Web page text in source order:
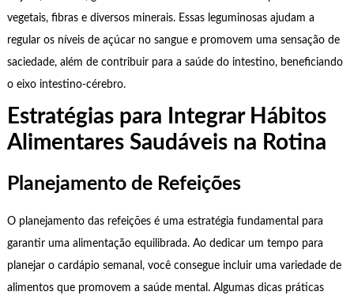
vegetais, fibras e diversos minerais. Essas leguminosas ajudam a
regular os níveis de açúcar no sangue e promovem uma sensação de
saciedade, além de contribuir para a saúde do intestino, beneficiando
o eixo intestino-cérebro.
Estratégias para Integrar Hábitos
Alimentares Saudáveis na Rotina
Planejamento de Refeições
O planejamento das refeições é uma estratégia fundamental para
garantir uma alimentação equilibrada. Ao dedicar um tempo para
planejar o cardápio semanal, você consegue incluir uma variedade de
alimentos que promovem a saúde mental. Algumas dicas práticas